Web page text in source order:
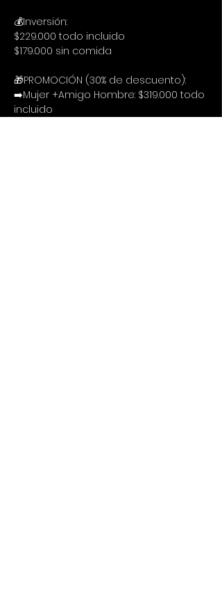
💰Inversión:
$229.000 todo incluido
$179.000 sin comida
🎁PROMOCIÓN (30% de descuento):
➡️Mujer +Amigo Hombre: $319.000 todo
incluido